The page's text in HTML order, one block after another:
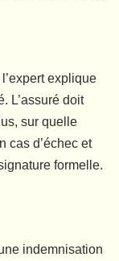
explique
L’assuré doit
sur quelle
cas d’échec et
formelle.
indemnisation